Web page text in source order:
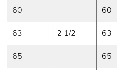
60 60
63 2 1/2 63
65 65